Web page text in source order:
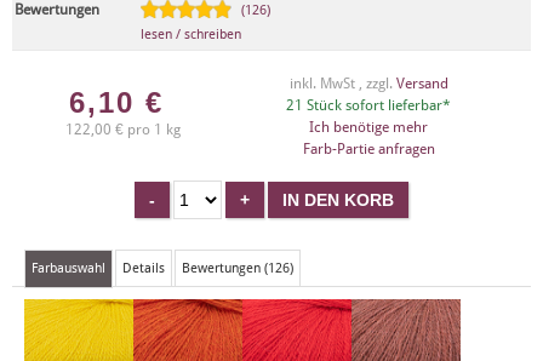
Bewertungen
(126)
lesen / schreiben
6,10 €
122,00 € pro 1 kg
inkl. MwSt , zzgl. Versand
21 Stück sofort lieferbar*
Ich benötige mehr
Farb-Partie anfragen
Farbauswahl Details Bewertungen (126)